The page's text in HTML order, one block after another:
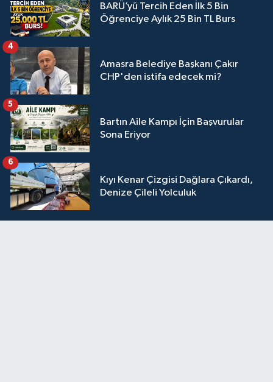
BARÜ’yü Tercih Eden İlk 5 Bin
Öğrenciye Aylık 25 Bin TL Burs
Amasra Belediye Başkanı Çakır
CHP'den istifa edecek mi?
4
Bartın Aile Kampı İçin Başvurular
Sona Eriyor
5
Kıyı Kenar Çizgisi Dağlara Çıkardı,
Denize Çileli Yolculuk
6